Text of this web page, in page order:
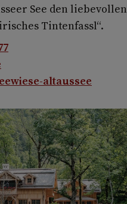
See den liebevollen
Tintenfassl“.
altaussee